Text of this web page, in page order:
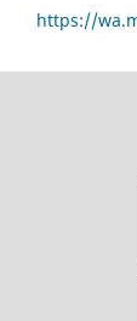
https://